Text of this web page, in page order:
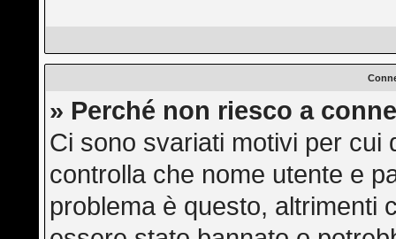
» Perché non riesco a
Ci sono svariati motivi per
controlla che nome utente e
problema è questo, altrimenti